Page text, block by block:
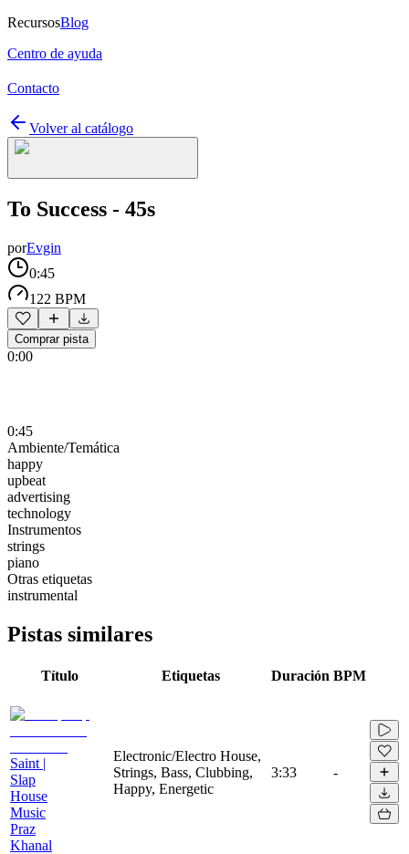
RecursosBlog
Centro de ayuda
Contacto
Volver al catálogo
To Success - 45s
porEvgin
0:45
122 BPM
Comprar pista
0:00
0:45
Ambiente/Temática
happy
upbeat
advertising
technology
Instrumentos
strings
piano
Otras etiquetas
instrumental
Pistas similares
Título Etiquetas Duración BPM
Saint |
Slap
House
Music
Praz
Khanal
Electronic/Electro House,
Strings, Bass, Clubbing,
Happy, Energetic
3:33 -